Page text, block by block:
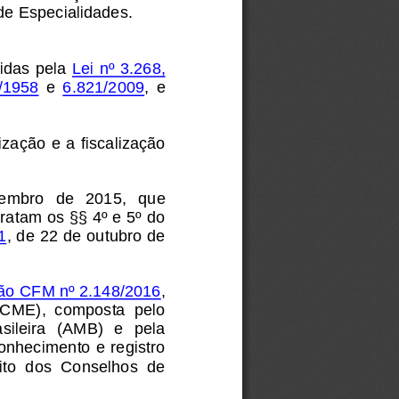
Especialidades.
pela Lei nº 3.268,
e 6.821/2009 ,  e
e a fiscalização
de   2015,   que
os §§ 4º e 5º do
, de 22 de outubro de
CFM nº 2.148/2016
composta  pelo
(AMB)  e  pela
e registro
dos  Conselhos  de